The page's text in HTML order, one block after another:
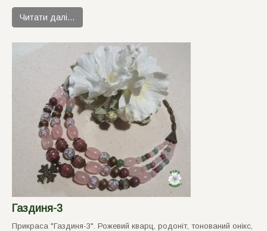
Читати далі…
Газдиня-3
Прикраса "Газдиня-3". Рожевий кварц, родонiт, тонований онiкс,